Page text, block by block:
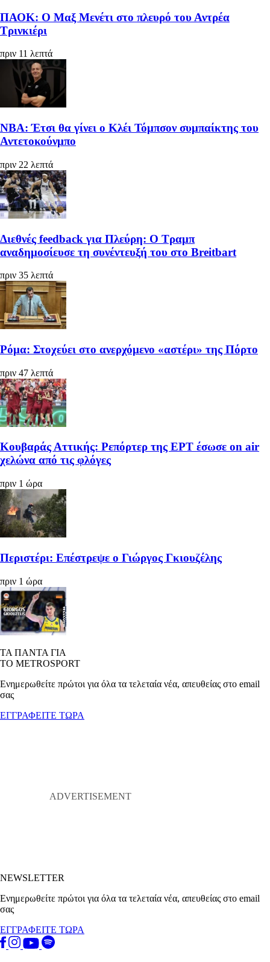
ΠΑΟΚ: Ο Μαξ Μενέτι στο πλευρό του Αντρέα
Τρινκιέρι
πριν 11 λεπτά
ΝΒΑ: Έτσι θα γίνει ο Κλέι Τόμπσον συμπαίκτης του
Αντετοκούνμπο
πριν 22 λεπτά
Διεθνές feedback για Πλεύρη: Ο Τραμπ
αναδημοσίευσε τη συνέντευξή του στο Breitbart
πριν 35 λεπτά
Ρόμα: Στοχεύει στο ανερχόμενο «αστέρι» της Πόρτο
πριν 47 λεπτά
Κουβαράς Αττικής: Ρεπόρτερ της ΕΡΤ έσωσε on air
χελώνα από τις φλόγες
πριν 1 ώρα
Περιστέρι: Επέστρεψε ο Γιώργος Γκιουζέλης
πριν 1 ώρα
ΤΑ ΠΑΝΤΑ ΓΙΑ
ΤΟ METROSPORT
Ενημερωθείτε πρώτοι για όλα τα τελεταία νέα, απευθείας στο email
σας
ΕΓΓΡΑΦΕΙΤΕ ΤΩΡΑ
NEWSLETTER
Ενημερωθείτε πρώτοι για όλα τα τελεταία νέα, απευθείας στο email
σας
ΕΓΓΡΑΦΕΙΤΕ ΤΩΡΑ